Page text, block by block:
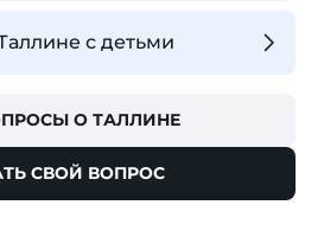
с детьми
О ТАЛЛИНЕ
СВОЙ ВОПРОС